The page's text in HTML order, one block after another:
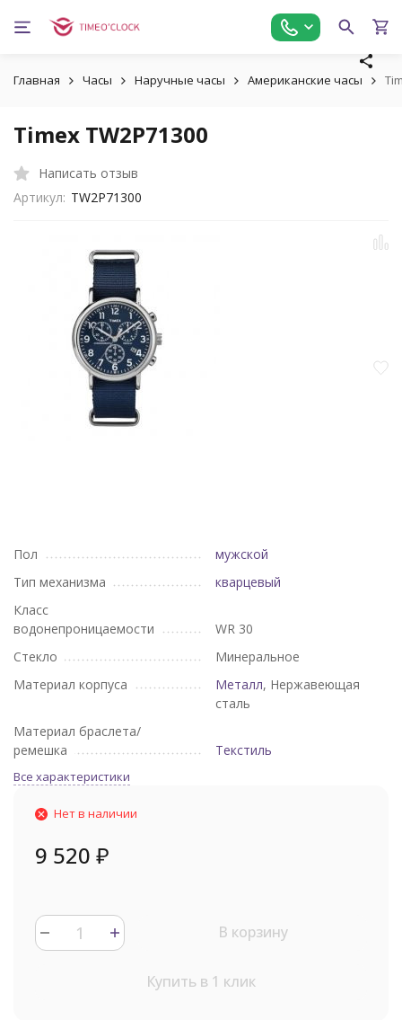
Главная Часы Наручные часы Американские часы
Timex TW2P71300
Написать отзыв
Артикул: TW2P71300
Пол
мужской
Тип механизма
кварцевый
Класс
водонепроницаемости
WR 30
Стекло
Минеральное
Материал корпуса
Металл, Нержавеющая
сталь
Материал браслета/
ремешка
Текстиль
Все характеристики
Нет в наличии
9 520 ₽
В корзину
Купить в 1 клик